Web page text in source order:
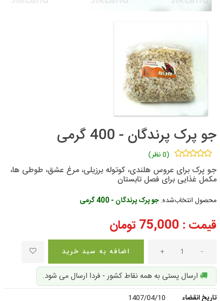
جو پرک پرندگان - 400 گرمی
(0 نظر)
جو پرک برای عروس هلندی، کوتوله برزیلی، مرغ عشق، طوطی ها،
مکمل غذایی برای فصل تابستان
محصول انتخاب‌شده:جو پرک پرندگان - 400 گرمی
قیمت : 75,000 تومان
-
+ اضافه به سبد خرید
ارسال پستی به همه نقاط کشور - فردا ارسال می شود.
تاریخ انقضاء
1407/04/10